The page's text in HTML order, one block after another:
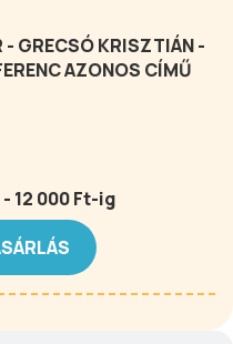
- GRECSÓ KRISZTIÁN -
AZONOS CÍMŰ
12 000 Ft-ig